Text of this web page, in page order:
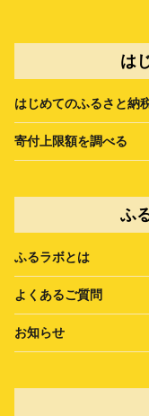
は
はじめてのふるさと納
寄付上限額を調べる
ふ
ふるラボとは
よくあるご質問
お知らせ